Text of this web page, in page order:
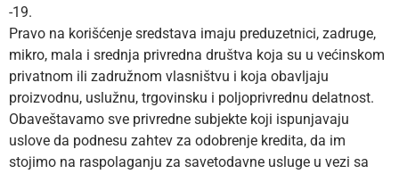
-19.
Pravo na korišćenje sredstava imaju preduzetnici, zadruge,
mikro, mala i srednja privredna društva koja su u većinskom
privatnom ili zadružnom vlasništvu i koja obavljaju
proizvodnu, uslužnu, trgovinsku i poljoprivrednu delatnost.
Obaveštavamo sve privredne subjekte koji ispunjavaju
uslove da podnesu zahtev za odobrenje kredita, da im
stojimo na raspolaganju za savetodavne usluge u vezi sa